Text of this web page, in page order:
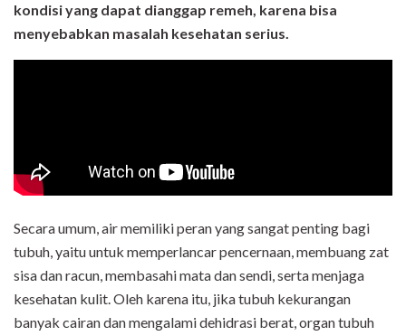
kondisi yang dapat dianggap remeh, karena bisa
menyebabkan masalah kesehatan serius.
Secara umum, air memiliki peran yang sangat penting bagi
tubuh, yaitu untuk memperlancar pencernaan, membuang zat
sisa dan racun, membasahi mata dan sendi, serta menjaga
kesehatan kulit. Oleh karena itu, jika tubuh kekurangan
banyak cairan dan mengalami dehidrasi berat, organ tubuh